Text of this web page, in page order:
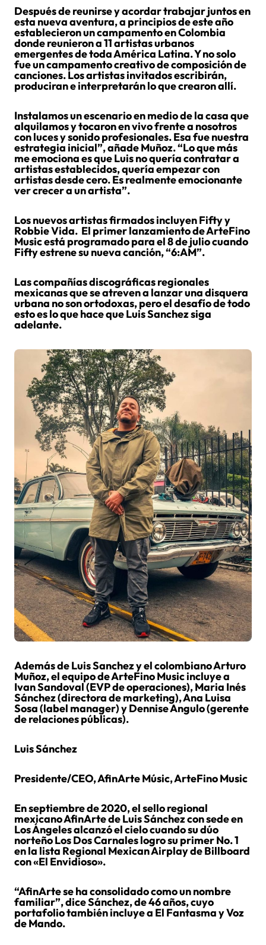
Después de reunirse y acordar trabajar juntos en
esta nueva aventura, a principios de este año
establecieron un campamento en Colombia
donde reunieron a 11 artistas urbanos
emergentes de toda América Latina. Y no solo
fue un campamento creativo de composición de
canciones. Los artistas invitados escribirán,
produciran e interpretarán lo que crearon allí.
Instalamos un escenario en medio de la casa que
alquilamos y tocaron en vivo frente a nosotros
con luces y sonido profesionales. Esa fue nuestra
estrategia inicial”, añade Muñoz. “Lo que más
me emociona es que Luis no quería contratar a
artistas establecidos, quería empezar con
artistas desde cero. Es realmente emocionante
ver crecer a un artista”.
Los nuevos artistas firmados incluyen Fifty y
Robbie Vida. El primer lanzamiento de ArteFino
Music está programado para el 8 de julio cuando
Fifty estrene su nueva canción, “6:AM”.
Las compañías discográficas regionales
mexicanas que se atreven a lanzar una disquera
urbana no son ortodoxas, pero el desafío de todo
esto es lo que hace que Luis Sanchez siga
adelante.
Además de Luis Sanchez y el colombiano Arturo
Muñoz, el equipo de ArteFino Music incluye a
Ivan Sandoval (EVP de operaciones), Maria Inés
Sánchez (directora de marketing), Ana Luisa
Sosa (label manager) y Dennise Angulo (gerente
de relaciones públicas).
Luis Sánchez
Presidente/CEO, AfinArte Músic, ArteFino Music
En septiembre de 2020, el sello regional
mexicano AfinArte de Luis Sánchez con sede en
Los Ángeles alcanzó el cielo cuando su dúo
norteño Los Dos Carnales logro su primer No. 1
en la lista Regional Mexican Airplay de Billboard
con «El Envidioso».
“AfinArte se ha consolidado como un nombre
familiar”, dice Sánchez, de 46 años, cuyo
portafolio también incluye a El Fantasma y Voz
de Mando.